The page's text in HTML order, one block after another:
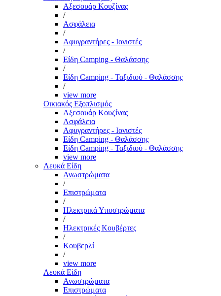
Αξεσουάρ Κουζίνας
/
Ασφάλεια
/
Αφυγραντήρες - Ιονιστές
/
Είδη Camping - Θαλάσσης
/
Είδη Camping - Ταξιδιού - Θαλάσσης
/
view more
Οικιακός Εξοπλισμός
Αξεσουάρ Κουζίνας
Ασφάλεια
Αφυγραντήρες - Ιονιστές
Είδη Camping - Θαλάσσης
Είδη Camping - Ταξιδιού - Θαλάσσης
view more
Λευκά Είδη
Ανωστρώματα
/
Επιστρώματα
/
Ηλεκτρικά Υποστρώματα
/
Ηλεκτρικές Κουβέρτες
/
Κουβερλί
/
view more
Λευκά Είδη
Ανωστρώματα
Επιστρώματα